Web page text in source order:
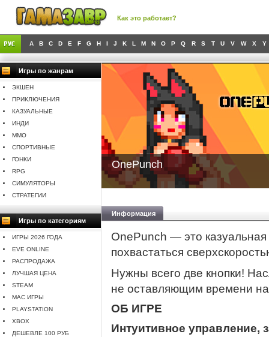
Как это работает?
A B C D E F G H I J K L M N O P Q R S T U V W X Y
Игры по жанрам
ЭКШЕН
ПРИКЛЮЧЕНИЯ
КАЗУАЛЬНЫЕ
ИНДИ
MMO
СПОРТИВНЫЕ
ГОНКИ
RPG
СИМУЛЯТОРЫ
СТРАТЕГИИ
Игры по категориям
ИГРЫ 2026 ГОДА
EVE ONLINE
РАСПРОДАЖА
ЛУЧШАЯ ЦЕНА
STEAM
MAC ИГРЫ
PLAYSTATION
XBOX
ДЕШЕВЛЕ 100 РУБ
OnePunch
Информация
OnePunch — это
похвастаться
Нужны всего две кнопки!
не оставляющим времени
ОБ ИГРЕ
Интуитивное